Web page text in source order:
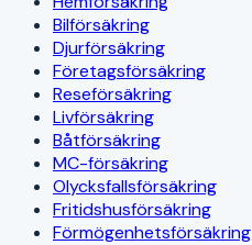
Bilförsäkring
Djurförsäkring
Företagsförsäkring
Reseförsäkring
Livförsäkring
Båtförsäkring
MC-försäkring
Olycksfallsförsäkring
Fritidshusförsäkring
Förmögenhetsförsäkring